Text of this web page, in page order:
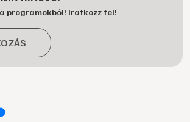
programokból! Iratkozz fel!